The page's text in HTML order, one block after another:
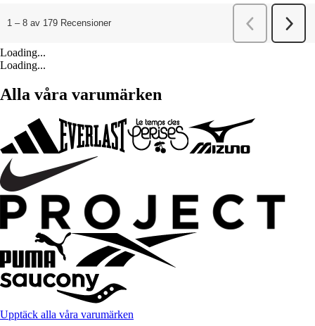
Loading...
Loading...
Alla våra varumärken
Upptäck alla våra varumärken